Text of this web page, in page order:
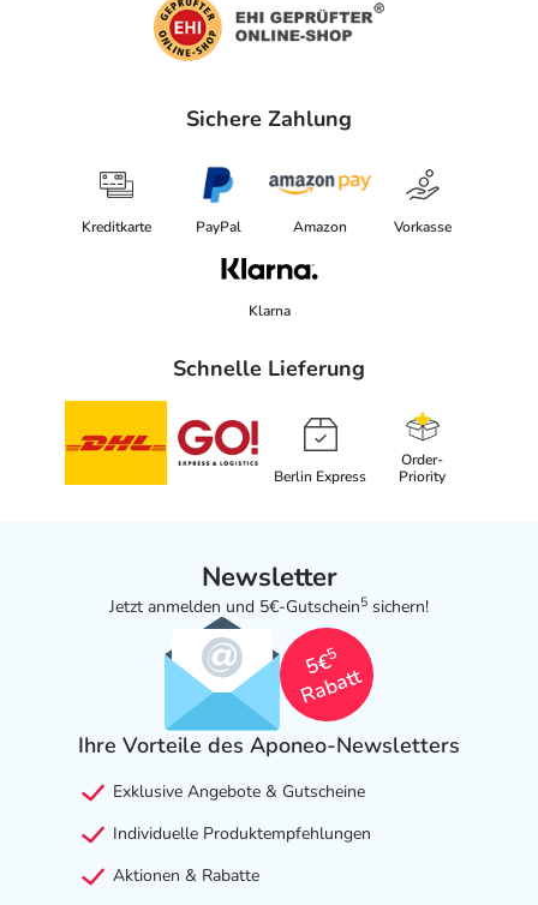
Sichere Zahlung
Kreditkarte PayPal Amazon Vorkasse
Klarna
Schnelle Lieferung
Berlin Express
Order-
Priority
Newsletter
Jetzt anmelden und 5€-Gutschein5 sichern!
5€
5
Rabatt
Ihre Vorteile des Aponeo-Newsletters
Exklusive Angebote & Gutscheine
Individuelle Produktempfehlungen
Aktionen & Rabatte